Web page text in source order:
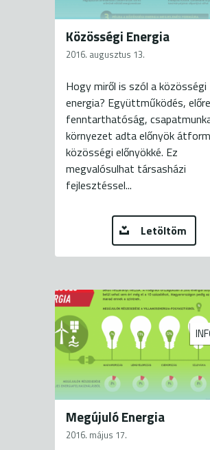
Közösségi Energia
2016. augusztus 13.
Hogy miről is szól a közösségi
energia? Együttműködés,
fenntarthatóság,
környezet adta előnyök
közösségi előnyökké. Ez
megvalósulhat társasházi
fejlesztéssel...
Letöltöm
Megújuló Energia
2016. május 17.